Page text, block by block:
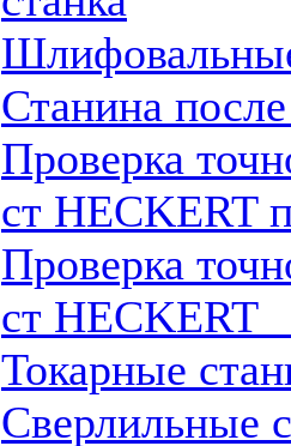
Станина
Проверка
ст HECKERT
Проверка
ст HECKERT
Токарные
Сверлильные